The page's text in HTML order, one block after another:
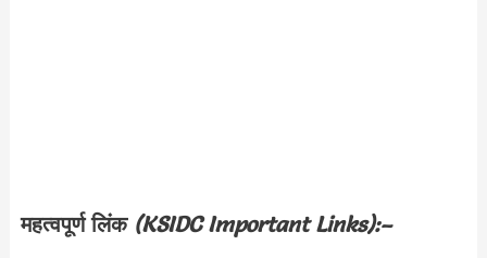
महत्वपूर्ण लिंक (KSIDC Important Links):–